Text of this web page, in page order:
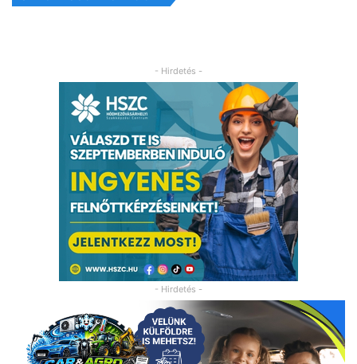
- Hirdetés -
- Hirdetés -